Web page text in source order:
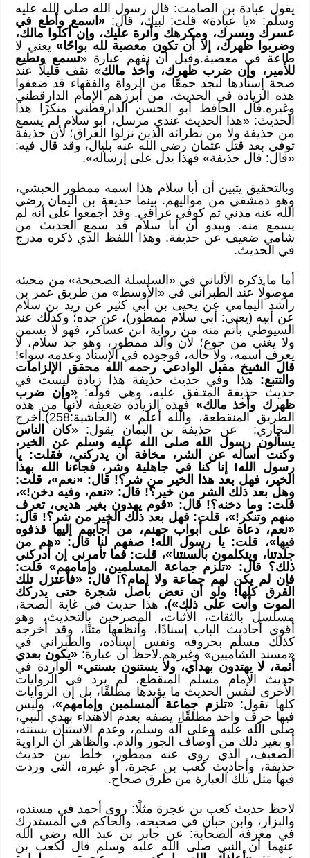
يقول عبادة بن الصامت: قال رسول الله صلى الله عليه
وسلم: «يا عبادة» قلت: لبيك، قال:«اسمع وأطع في
عسرك ويسرك، ومكرهك وأثرة عليك، وإن أكلوا مالك،
وضربوا ظهرك، إلا أن تكون معصية لله بواحًا»يعني لا
طاعة في معصية.وقبل أن نفهم عبارة «تسمع وتطيع
للأمير، وإن ضرب ظهرك، وأخذ مالك» نقف قليلًا عند
صحة إسنادها لنجد جمعًا من الرواة والفقهاء قد ضعفوا
هذه الزيادة في الحديث، من أبرزهم الإمام الدارقطني
وغيره.قال الحافظ أبو الحسن الدارقطني منكرًا هذا
الحديث: «هذا الحديث عندي مرسل، أبو سلام لم يسمع
من حذيفة ولا من نظرائه الذين نزلوا العراق؛ لأن حذيفة
توفي بعد قتل عثمان رضي الله عنه بليال، وقد قال فيه:
«قال: قال حذيفة» فهذا يدل على إرساله».
وبالتحقيق يتبين أن أبا سلام هذا اسمه ممطور الحبشي،
وهو دمشقي من مواليهم. بينما حذيفة بن اليمان رضي
الله عنه مدني ثم كوفي عراقي. وقد أجمعوا على أنه لم
يسمع منه. ويبدو أن أبا سلام قد سمع الحديث من
شامي ضعيف عن حذيفة. وهذا اللفظ الذي ذكره مدرج
في الحديث.
أما ما ذكره الألباني في «السلسلة الصحيحة» من مجيئه
موصولًا عند الطبراني في «الأوسط» من طريق عمر بن
راشد اليمامي عن يحيى بن أبي كثير عن زيد بن سلام
عن أبيه (يعني: أبي سلام ممطور)، عن جده؛ وكذلك عند
السيوطي بأتم منه من رواية ابن عساكر، فهو لا يسمن
ولا يغني من جوع؛ لأن والد ممطور، وهو جد سلام، لا
يعرف اسمه، ولا حاله، فوجوده في الإسناد وعدمه سواء!
قال الشيخ مقبل الوادعي رحمه الله محقق الإلزامات
والتتبع: هذا وفي حديث حذيفة هذا زيادة ليست في
حديث حذيفة المتـفق عليه، وهي قوله:«وإن ضرب
ظهرك وأخذ مالك» فهذه الزيادة ضعيفة لأنها من هذه
الطريق المنقطعة، والله أعلم »
(الحاشية:258).أخرج
البخاري: عن حذيفة بن اليمان يقول: «كان الناس
يسألون رسول الله صلى الله عليه وسلم عن الخير،
وكنت أسأله عن الشر، مخافة أن يدركني، فقلت: يا
رسول الله! إنا كنا في جاهلية وشر، فجاءنا الله بهذا
الخير، فهل بعد هذا الخير من شر؟! قال: «نعم»، قلت:
وهل بعد ذلك الشر من خير؟! قال: «نعم، وفيه دخن!»،
قلت: وما دخنه؟! قال: «قوم يهدون بغير هديي، تعرف
منهم وتنكر!»، قلت: فهل بعد ذلك الخير من شر؟! قال:
«نعم، دعاة على أبواب جهنم، من أجابهم إليها قذفوه
فيها»، قلت: يا رسول الله! صفهم لنا قال: «هم من
جلدتنا، ويتكلمون بألسنتنا»، قلت: فما تأمرني إن أدركني
ذلك؟ قال: «تلزم جماعة المسلمين، وإمامهم» قلت:
فإن لم يكن لهم جماعة ولا إمام؟! قال: «فاعتزل تلك
الفرق كلها! ولو أن تعض بأصل شجرة حتى يدركك
الموت وأنت على ذلك»).هذا حديث في غاية الصحة،
مسلسل بالثقات، الأثبات، المصرحين بالتحديث، وهو
أقوى أحاديث الباب إسنادًا، وأنظفها متنًا، وقد أخرجه
كذلك مسلم بحروفه ونفس إسناده، والطبراني في
«مسند الشاميين» وغيرهم.لاحظ أن عبارة: «يكون بعدي
أئمة، لا يهتدون بهداي، ولا يستنون بسنتي»الواردة في
حديث الإمام مسلم المنقطع، لم يرد في الروايات
الأخرى لنفس الحديث ما يؤيدها مطلقًا، بل إن الروايات
كلها تقول:«تلزم جماعة المسلمين وإمامهم»، وليس
فيها حرف واحد مطلقًا، يصفه بعدم الاهتداء بهدي النبي،
صلى الله عليه وعلى آله وسلم، وعدم الاستنان بسنته،
أو بغير ذلك من أوصاف الجور والذم. والظاهر أن الراوية
الضعيف، الذي روى عنه ممطور، خلط بين حديث
حذيفة، وأحاديث كعب بن عجرة، أو غيره، التي وردت
فيها مثل تلك العبارة من طرق صحاح.
لاحظ حديث كعب بن عجرة مثلًا: روى أحمد في مسنده،
والبزار، وابن حبان في صحيحه، والحاكم في المستدرك
في معرفة الصحابة: عن جابر بن عبد الله رضي الله
عنهما أن النبي صلى الله عليه وسلم قال لكعب بن